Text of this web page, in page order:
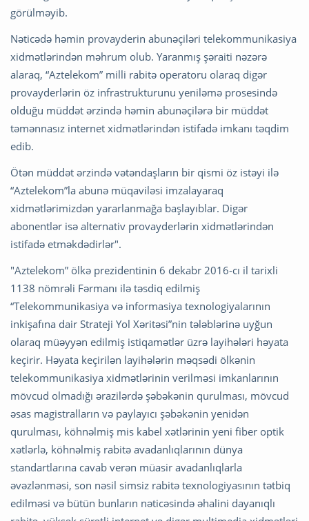
görülməyib.
Nəticədə həmin provayderin abunəçiləri telekommunikasiya
xidmətlərindən məhrum olub. Yaranmış şəraiti nəzərə
alaraq, “Aztelekom” milli rabitə operatoru olaraq digər
provayderlərin öz infrastrukturunu yeniləmə prosesində
olduğu müddət ərzində həmin abunəçilərə bir müddət
təmənnasız internet xidmətlərindən istifadə imkanı təqdim
edib.
Ötən müddət ərzində vətəndaşların bir qismi öz istəyi ilə
“Aztelekom”la abunə müqaviləsi imzalayaraq
xidmətlərimizdən yararlanmağa başlayıblar. Digər
abonentlər isə alternativ provayderlərin xidmətlərindən
istifadə etməkdədirlər".
"Aztelekom” ölkə prezidentinin 6 dekabr 2016-cı il tarixli
1138 nömrəli Fərmanı ilə təsdiq edilmiş
“Telekommunikasiya və informasiya texnologiyalarının
inkişafına dair Strateji Yol Xəritəsi”nin tələblərinə uyğun
olaraq müəyyən edilmiş istiqamətlər üzrə layihələri həyata
keçirir. Həyata keçirilən layihələrin məqsədi ölkənin
telekommunikasiya xidmətlərinin verilməsi imkanlarının
mövcud olmadığı ərazilərdə şəbəkənin qurulması, mövcud
əsas magistralların və paylayıcı şəbəkənin yenidən
qurulması, köhnəlmiş mis kabel xətlərinin yeni fiber optik
xətlərlə, köhnəlmiş rabitə avadanlıqlarının dünya
standartlarına cavab verən müasir avadanlıqlarla
əvəzlənməsi, son nəsil simsiz rabitə texnologiyasının tətbiq
edilməsi və bütün bunların nəticəsində əhalini dayanıqlı